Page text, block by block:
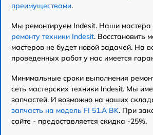
преимуществами.
Мы ремонтируем Indesit. Наши мастера
ремонту техники Indesit. Восстановить
мастеров не будет новой задачей. На
проведенных работ у нас имеется
Минимальные сроки выполнения
сеть мастерских техники Indesit. Мы
запчастей. И возможно на наших
запчасть на модель FI 51.A BK. При
сайте - предоставляется скидка -25%.